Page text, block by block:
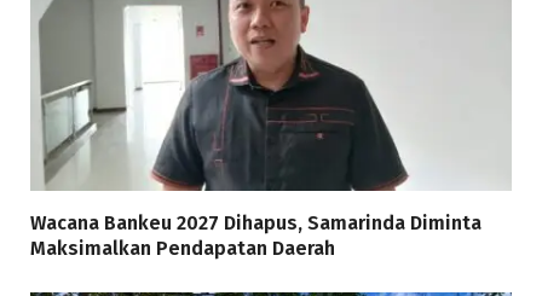
Wacana Bankeu 2027 Dihapus, Samarinda Diminta
Maksimalkan Pendapatan Daerah